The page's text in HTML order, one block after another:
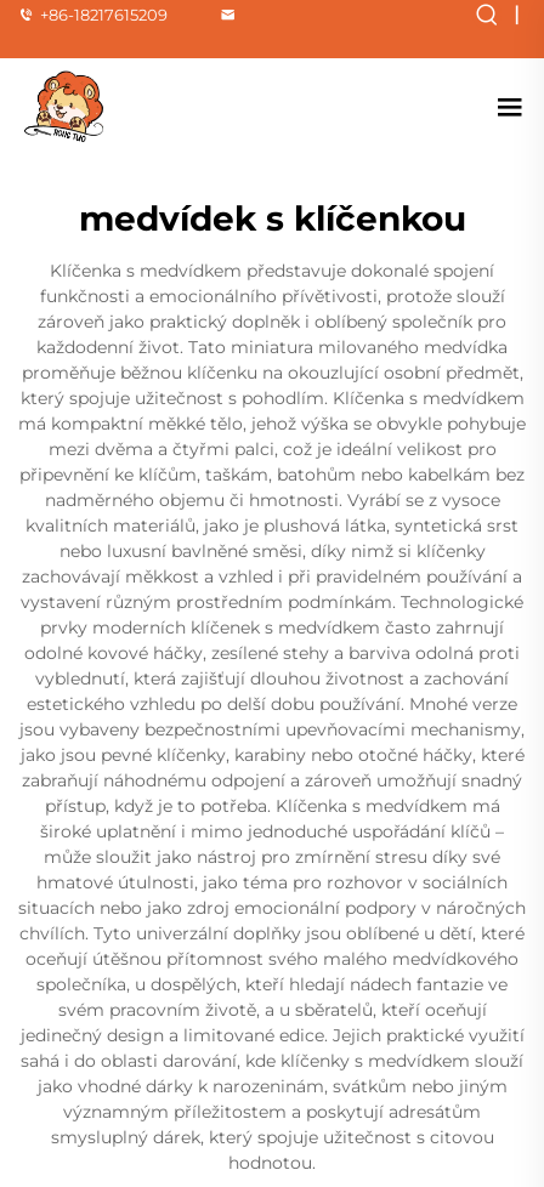
+86-18217615209 |
medvídek s klíčenkou
Klíčenka s medvídkem představuje dokonalé spojení
funkčnosti a emocionálního přívětivosti, protože slouží
zároveň jako praktický doplněk i oblíbený společník pro
každodenní život. Tato miniatura milovaného medvídka
proměňuje běžnou klíčenku na okouzlující osobní předmět,
který spojuje užitečnost s pohodlím. Klíčenka s medvídkem
má kompaktní měkké tělo, jehož výška se obvykle pohybuje
mezi dvěma a čtyřmi palci, což je ideální velikost pro
připevnění ke klíčům, taškám, batohům nebo kabelkám bez
nadměrného objemu či hmotnosti. Vyrábí se z vysoce
kvalitních materiálů, jako je plushová látka, syntetická srst
nebo luxusní bavlněné směsi, díky nimž si klíčenky
zachovávají měkkost a vzhled i při pravidelném používání a
vystavení různým prostředním podmínkám. Technologické
prvky moderních klíčenek s medvídkem často zahrnují
odolné kovové háčky, zesílené stehy a barviva odolná proti
vyblednutí, která zajišťují dlouhou životnost a zachování
estetického vzhledu po delší dobu používání. Mnohé verze
jsou vybaveny bezpečnostními upevňovacími mechanismy,
jako jsou pevné klíčenky, karabiny nebo otočné háčky, které
zabraňují náhodnému odpojení a zároveň umožňují snadný
přístup, když je to potřeba. Klíčenka s medvídkem má
široké uplatnění i mimo jednoduché uspořádání klíčů –
může sloužit jako nástroj pro zmírnění stresu díky své
hmatové útulnosti, jako téma pro rozhovor v sociálních
situacích nebo jako zdroj emocionální podpory v náročných
chvílích. Tyto univerzální doplňky jsou oblíbené u dětí, které
oceňují útěšnou přítomnost svého malého medvídkového
společníka, u dospělých, kteří hledají nádech fantazie ve
svém pracovním životě, a u sběratelů, kteří oceňují
jedinečný design a limitované edice. Jejich praktické využití
sahá i do oblasti darování, kde klíčenky s medvídkem slouží
jako vhodné dárky k narozeninám, svátkům nebo jiným
významným příležitostem a poskytují adresátům
smysluplný dárek, který spojuje užitečnost s citovou
hodnotou.